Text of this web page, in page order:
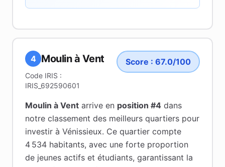
4 Moulin à Vent
Code IRIS :
IRIS_692590601
Score : 67.0/100
Moulin à Vent arrive en position #4 dans
notre classement des meilleurs quartiers pour
investir à Vénissieux. Ce quartier compte
4 534 habitants, avec une forte proportion
de jeunes actifs et étudiants, garantissant la